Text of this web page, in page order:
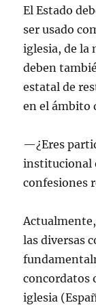
El Estado
ser usado
iglesia, de la
deben
estatal de
en el ámbito
—¿Eres
institucional
confesiones
las diversas
concordatos
iglesia